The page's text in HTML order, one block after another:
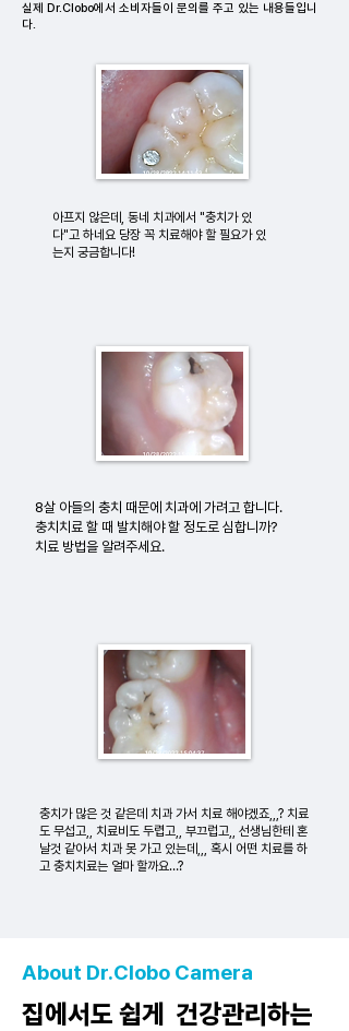
실제 Dr.Clobo에서 소비자들이 문의를 주고 있는 내용들입니
다.
아프지 않은데, 동네 치과에서 "충치가 있
다"고 하네요 ​당장 꼭 치료해야 할 필요가 있
는지 궁금합니다!
8살 아들의 충치 때문에 치과에 가려고 합니다.
충치치료 할 때 발치해야 할 정도로 심합니까?
치료 방법을 알려주세요.
충치가 많은 것 같은데 치과 가서 치료 해야겠죠,,,? 치료
도 무섭고,, 치료비도 두렵고,, 부끄럽고,, 선생님한테 혼
날것 같아서 치과 못 가고 있는데,,, 혹시 어떤 치료를 하
고 충치치료는 얼마 할까요…?
About Dr.Clobo Camera
집에서도 쉽게 건강관리하는